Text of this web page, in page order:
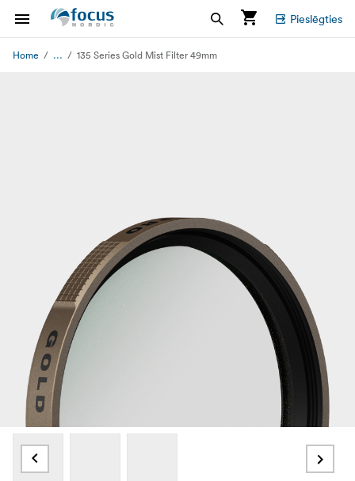
Pieslēgties
Home ... 135 Series Gold Mist Filter 49mm